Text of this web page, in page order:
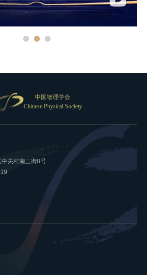
中国物理学会
Chinese Physical Society
关村南三街8号